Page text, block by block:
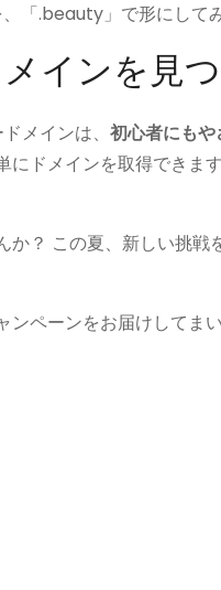
「.beauty」で形にして
インを見つ
メインは、 初心者にも
にドメインを取得できま
？ この夏、新しい挑戦
ンペーンをお届けしてま